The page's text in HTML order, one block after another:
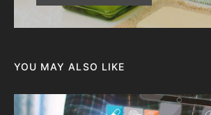
YOU MAY ALSO LIKE